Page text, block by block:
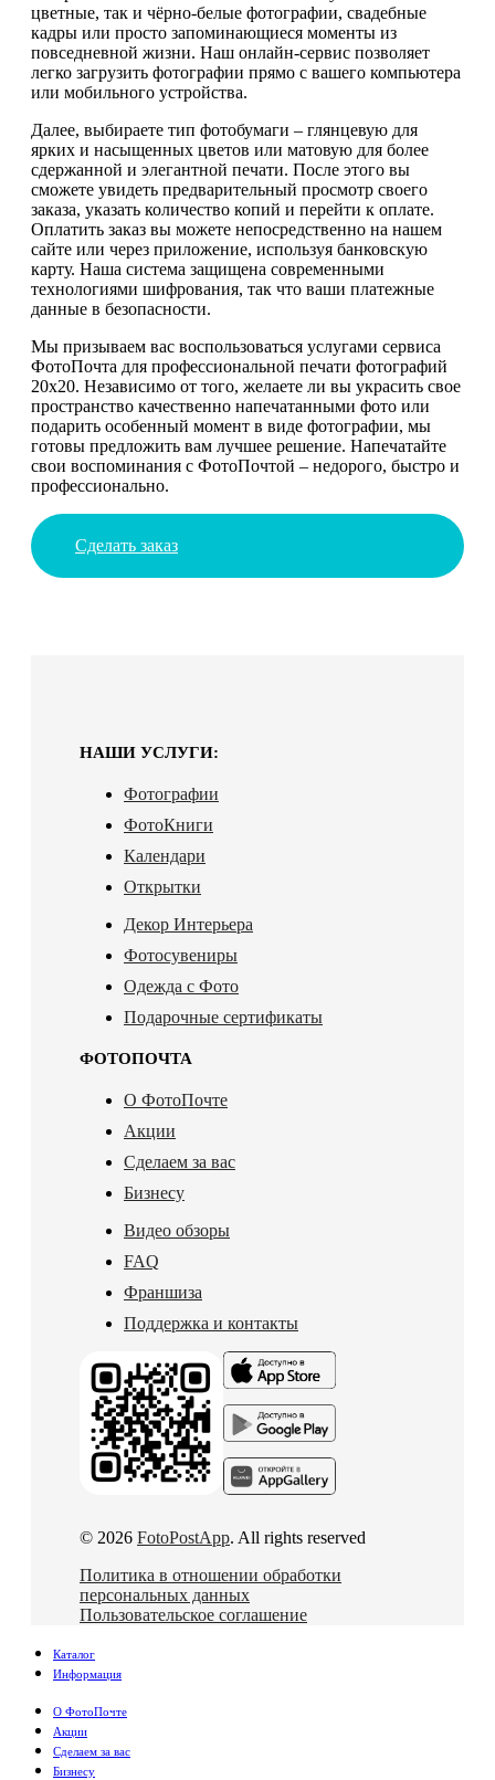
цветные, так и чёрно-белые фотографии, свадебные
кадры или просто запоминающиеся моменты из
повседневной жизни. Наш онлайн-сервис позволяет
легко загрузить фотографии прямо с вашего компьютера
или мобильного устройства.
Далее, выбираете тип фотобумаги – глянцевую для
ярких и насыщенных цветов или матовую для более
сдержанной и элегантной печати. После этого вы
сможете увидеть предварительный просмотр своего
заказа, указать количество копий и перейти к оплате.
Оплатить заказ вы можете непосредственно на нашем
сайте или через приложение, используя банковскую
карту. Наша система защищена современными
технологиями шифрования, так что ваши платежные
данные в безопасности.
Мы призываем вас воспользоваться услугами сервиса
ФотоПочта для профессиональной печати фотографий
20х20. Независимо от того, желаете ли вы украсить свое
пространство качественно напечатанными фото или
подарить особенный момент в виде фотографии, мы
готовы предложить вам лучшее решение. Напечатайте
свои воспоминания с ФотоПочтой – недорого, быстро и
профессионально.
Сделать заказ
НАШИ УСЛУГИ:
Фотографии
ФотоКниги
Календари
Открытки
Декор Интерьера
Фотосувениры
Одежда с Фото
Подарочные сертификаты
ФОТОПОЧТА
О ФотоПочте
Акции
Сделаем за вас
Бизнесу
Видео обзоры
FAQ
Франшиза
Поддержка и контакты
© 2026 FotoPostApp. All rights reserved
Политика в отношении обработки
персональных данных
Пользовательское соглашение
Каталог
Информация
О ФотоПочте
Акции
Сделаем за вас
Бизнесу